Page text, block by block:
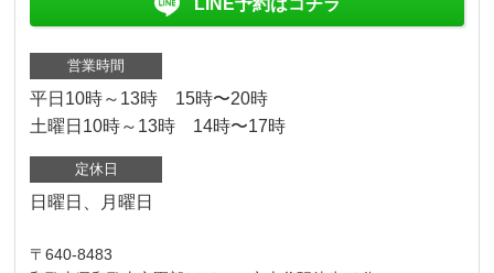
営業時間
平日10時～13時 15時〜20時
土曜日10時～13時 14時〜17時
定休日
日曜日、月曜日
〒640-8483